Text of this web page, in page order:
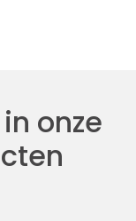
onze